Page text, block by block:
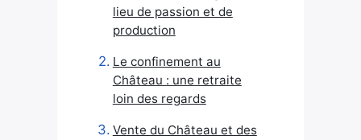
lieu de passion et de
production
Le confinement au
Château : une retraite
loin des regards
Vente du Château et des